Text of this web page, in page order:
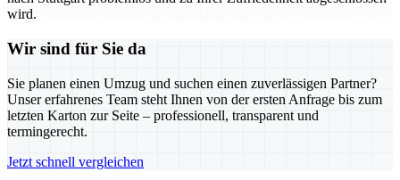
wird.
Wir sind für Sie da
Sie planen einen Umzug und suchen einen zuverlässigen Partner?
Unser erfahrenes Team steht Ihnen von der ersten Anfrage bis zum
letzten Karton zur Seite – professionell, transparent und
termingerecht.
Jetzt schnell vergleichen